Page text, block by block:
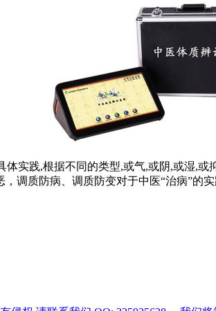
实践,根据不同的类型,或气,或阴,或湿,
调质防病、调质防变对于中医“治病”的实